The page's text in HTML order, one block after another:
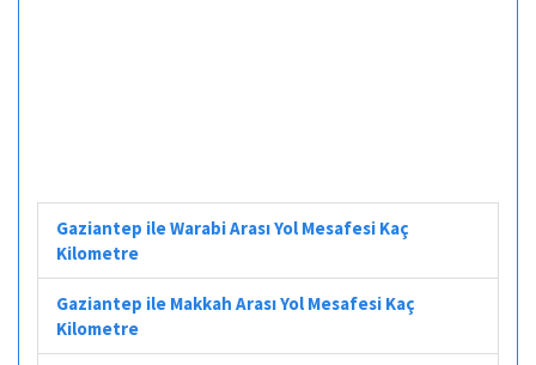
Gaziantep ile Warabi Arası Yol Mesafesi Kaç
Kilometre
Gaziantep ile Makkah Arası Yol Mesafesi Kaç
Kilometre